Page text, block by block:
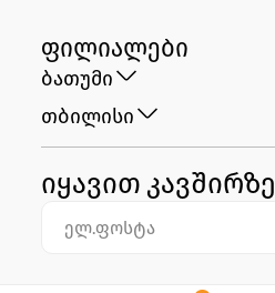
ფილიალები
ბათუმი
თბილისი
იყავით კავშირზე